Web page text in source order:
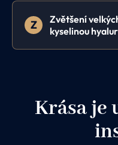
Z
Zvětšení
kyselinou
Krása je